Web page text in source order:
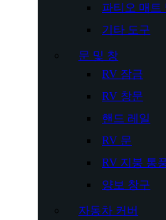
파티오 매트
기타 도구
문 및 창
RV 잠금
RV 창문
핸드 레일
RV 문
RV 지붕 통
양보 창구
자동차 커버